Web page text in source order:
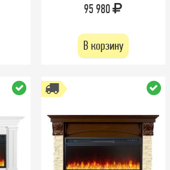
95 980
В корзину